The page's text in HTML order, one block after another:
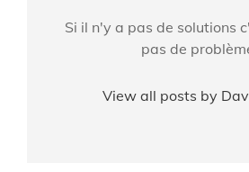
Si il n'y a pas de solutions
pas de
View all posts by